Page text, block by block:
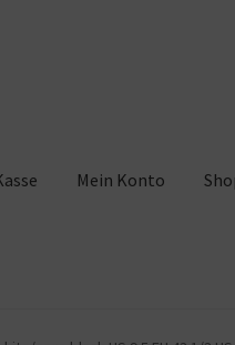
Mein Konto
Shop Warenkorb